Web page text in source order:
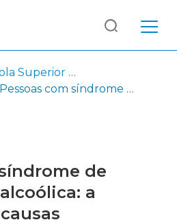
ESEP - Escola Superior de Enfermagem - Universidade do Porto
Pessoas com síndrome de dependência alcoólica: a perceção das causas
de
a